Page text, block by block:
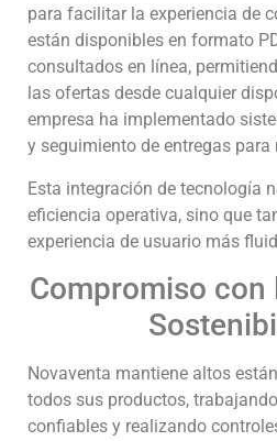
para facilitar la experiencia de
están disponibles en formato
consultados en línea,
las ofertas desde cualquier
empresa ha implementado
y seguimiento de entregas
Esta integración de tecnología
eficiencia operativa, sino que
experiencia de usuario más
Compromiso con
Novaventa mantiene altos
todos sus productos,
confiables y realizando